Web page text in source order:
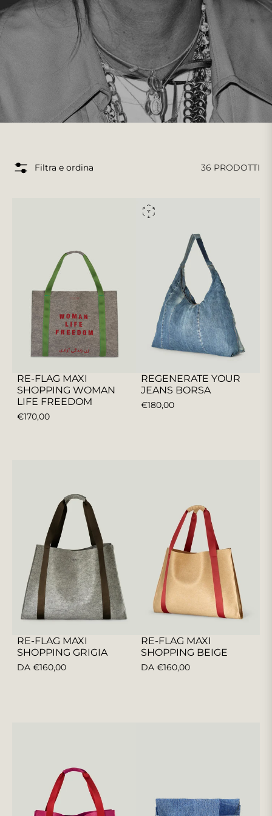
Filtra e ordina 36 PRODOTTI
RE-FLAG MAXI
SHOPPING WOMAN
LIFE FREEDOM
PREZZO
€170,00
REGENERATE YOUR
JEANS BORSA
PREZZO
€180,00
RE-FLAG MAXI
SHOPPING GRIGIA
DA €160,00
RE-FLAG MAXI
SHOPPING BEIGE
DA €160,00